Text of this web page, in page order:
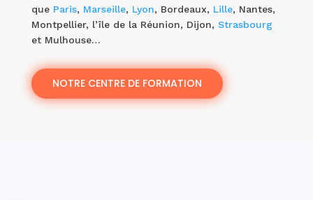
que Paris, Marseille, Lyon, Bordeaux, Lille, Nantes,
Montpellier, l’île de la Réunion, Dijon, Strasbourg
et Mulhouse…
NOTRE CENTRE DE FORMATION